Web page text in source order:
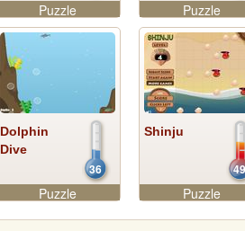
Puzzle Puzzle
Dolphin
Dive
36
Puzzle
Shinju
49
Puzzle